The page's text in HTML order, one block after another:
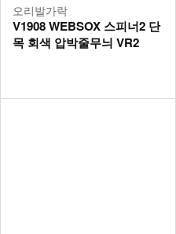
오리발가락
V1908 WEBSOX 스피너2 단
목 회색 압박줄무늬 VR2